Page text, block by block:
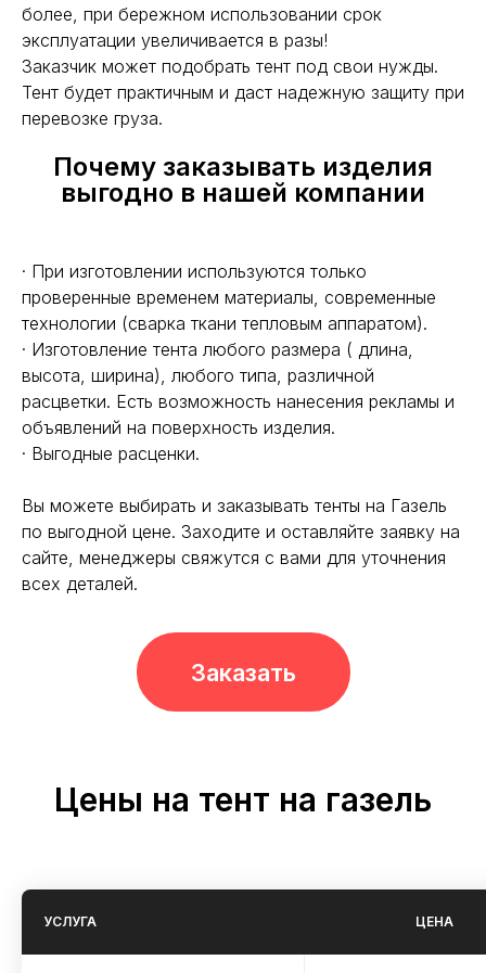
более, при бережном использовании срок
эксплуатации увеличивается в разы!
Заказчик может подобрать тент под свои нужды.
Тент будет практичным и даст надежную защиту при
перевозке груза.
Почему заказывать изделия
выгодно в нашей компании
· При изготовлении используются только
проверенные временем материалы, современные
технологии (сварка ткани тепловым аппаратом).
· Изготовление тента любого размера ( длина,
высота, ширина), любого типа, различной
расцветки. Есть возможность нанесения рекламы и
объявлений на поверхность изделия.
· Выгодные расценки.
Вы можете выбирать и заказывать тенты на Газель
по выгодной цене. Заходите и оставляйте заявку на
сайте, менеджеры свяжутся с вами для уточнения
всех деталей.
Заказать
Цены на тент на газель
УСЛУГА ЦЕНА